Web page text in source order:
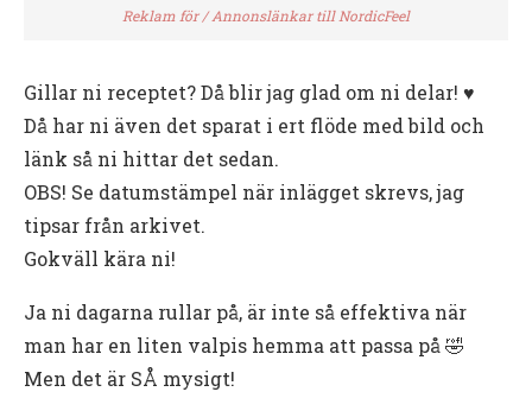
Reklam för / Annonslänkar till NordicFeel
Gillar ni receptet? Då blir jag glad om ni delar! ♥️
Då har ni även det sparat i ert flöde med bild och
länk så ni hittar det sedan.
OBS! Se datumstämpel när inlägget skrevs, jag
tipsar från arkivet.
Gokväll kära ni!
Ja ni dagarna rullar på, är inte så effektiva när
man har en liten valpis hemma att passa på 🤣
Men det är SÅ mysigt!